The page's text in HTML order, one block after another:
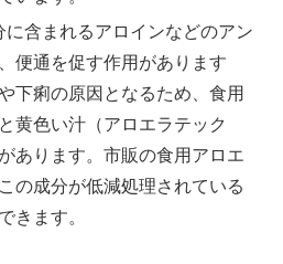
に含まれるアロインなどのアン
便通を促す作用があります
下痢の原因となるため、食用
黄色い汁（アロエラテック
あります。市販の食用アロエ
の成分が低減処理されている
きます。